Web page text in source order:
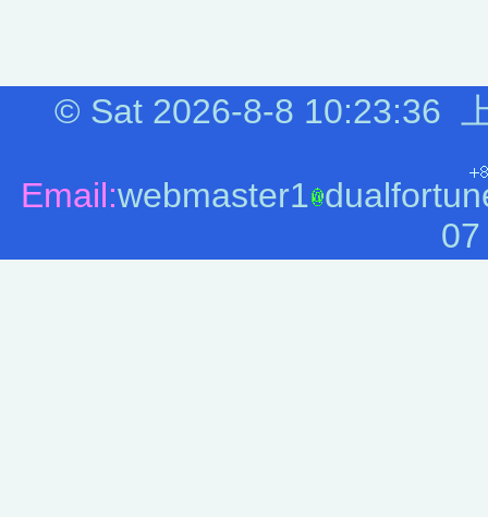
© Sat 2026-8-8 10:23:36
Email:webmaster1